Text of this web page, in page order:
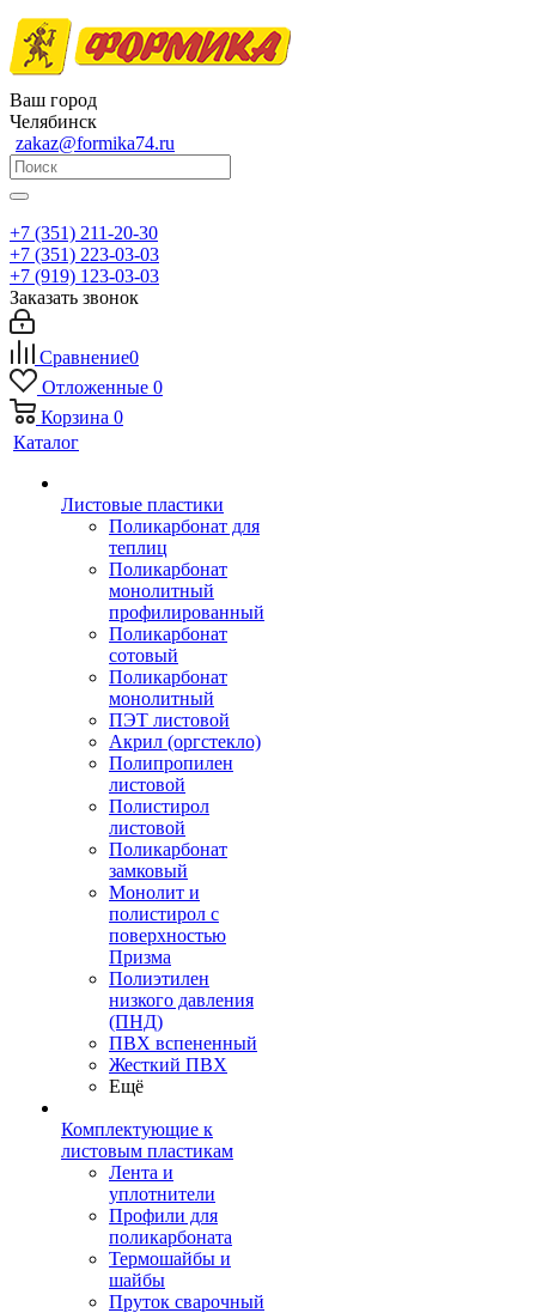
Ваш город
Челябинск
zakaz@formika74.ru
+7 (351) 211-20-30
+7 (351) 223-03-03
+7 (919) 123-03-03
Заказать звонок
Сравнение0
Отложенные 0
Корзина 0
Каталог
Листовые пластики
Поликарбонат для
теплиц
Поликарбонат
монолитный
профилированный
Поликарбонат
сотовый
Поликарбонат
монолитный
ПЭТ листовой
Акрил (оргстекло)
Полипропилен
листовой
Полистирол
листовой
Поликарбонат
замковый
Монолит и
полистирол с
поверхностью
Призма
Полиэтилен
низкого давления
(ПНД)
ПВХ вспененный
Жесткий ПВХ
Ещё
Комплектующие к
листовым пластикам
Лента и
уплотнители
Профили для
поликарбоната
Термошайбы и
шайбы
Пруток сварочный